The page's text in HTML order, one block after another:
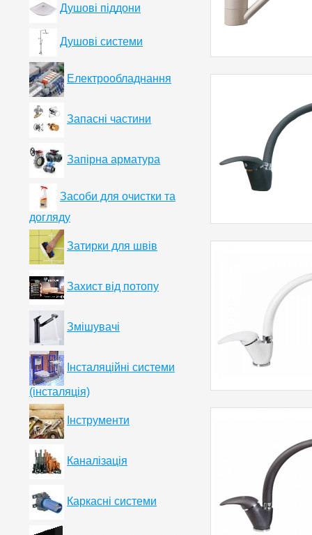
Душові піддони
Душові системи
Електрообладнання
Запасні частини
Запірна арматура
Засоби для очистки та
догляду
Затирки для швів
Захист від потопу
Змішувачі
Інсталяційні системи
(інсталяція)
Інструменти
Каналізація
Каркасні системи